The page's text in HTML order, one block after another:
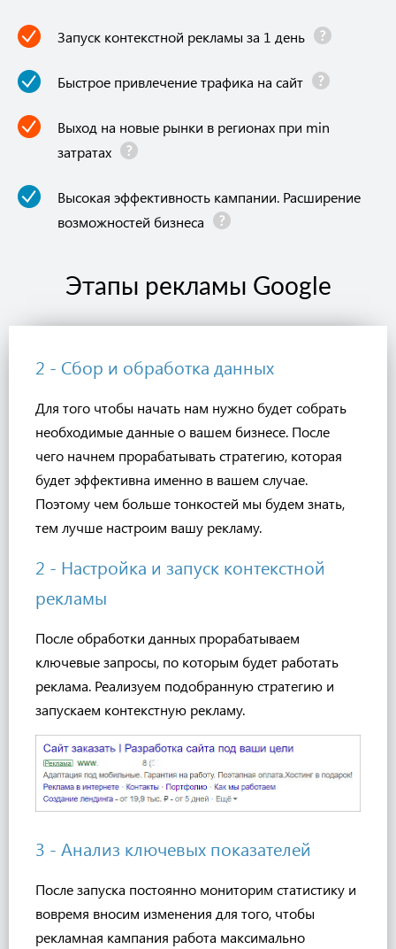
Запуск контекстной рекламы за 1 день
Быстрое привлечение трафика на сайт
Выход на новые рынки в регионах при min
затратах
Высокая эффективность кампании. Расширение
возможностей бизнеса
Этапы рекламы Google
2 - Сбор и обработка данных
Для того чтобы начать нам нужно будет собрать
необходимые данные о вашем бизнесе. После
чего начнем прорабатывать стратегию, которая
будет эффективна именно в вашем случае.
Поэтому чем больше тонкостей мы будем знать,
тем лучше настроим вашу рекламу.
2 - Настройка и запуск контекстной
рекламы
После обработки данных прорабатываем
ключевые запросы, по которым будет работать
реклама. Реализуем подобранную стратегию и
запускаем контекстную рекламу.
3 - Анализ ключевых показателей
После запуска постоянно мониторим статистику и
вовремя вносим изменения для того, чтобы
рекламная кампания работа максимально